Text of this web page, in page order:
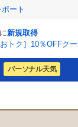
ート
新規取得
おトク］10％OFFク
パーソナル天気